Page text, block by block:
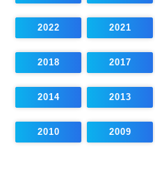
2022 2021
2018 2017
2014 2013
2010 2009